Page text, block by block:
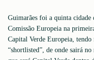
Guimarães foi a quinta cidade
Comissão Europeia na
Capital Verde Europeia,
“shortlisted”, de onde sairá